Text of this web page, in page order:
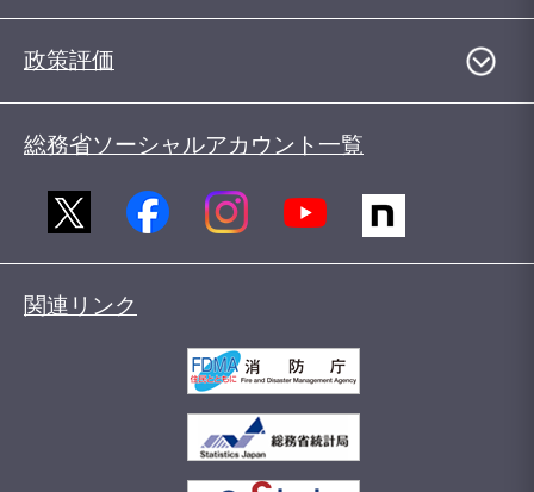
政策評価
総務省ソーシャルアカウント一覧
関連リンク